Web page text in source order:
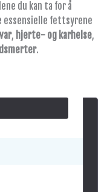
du kan ta for å
essensielle fettsyrene
, hjerte- og karhelse,
.